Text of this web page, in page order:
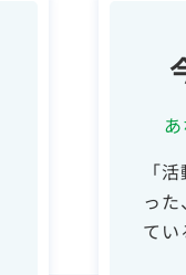
「
っ
てい